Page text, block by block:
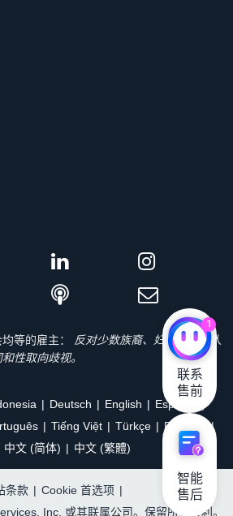
等的雇主：
反对少数族裔、妇女、残疾人
性取向歧视。
Deutsch English
Español
Tiếng Việt Türkçe
Ρусский
中文 (简体) 中文 (繁體)
条款 | Cookie 首选项 |
Inc. 或其联属公司。保留所有权利。
1
联系
售前
智能
售后